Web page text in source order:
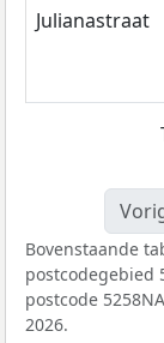
Julianastraat
Bovenstaande
postcodegebied
postcode
2026.